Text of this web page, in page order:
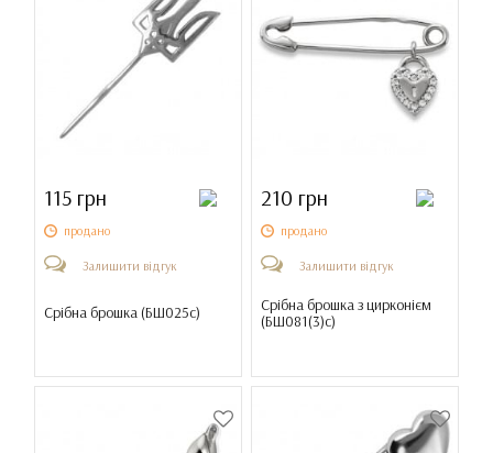
115 грн
продано
Залишити відгук
Срібна брошка (БШ025с)
210 грн
продано
Залишити відгук
Срібна брошка з цирконієм
(БШ081(3)с)